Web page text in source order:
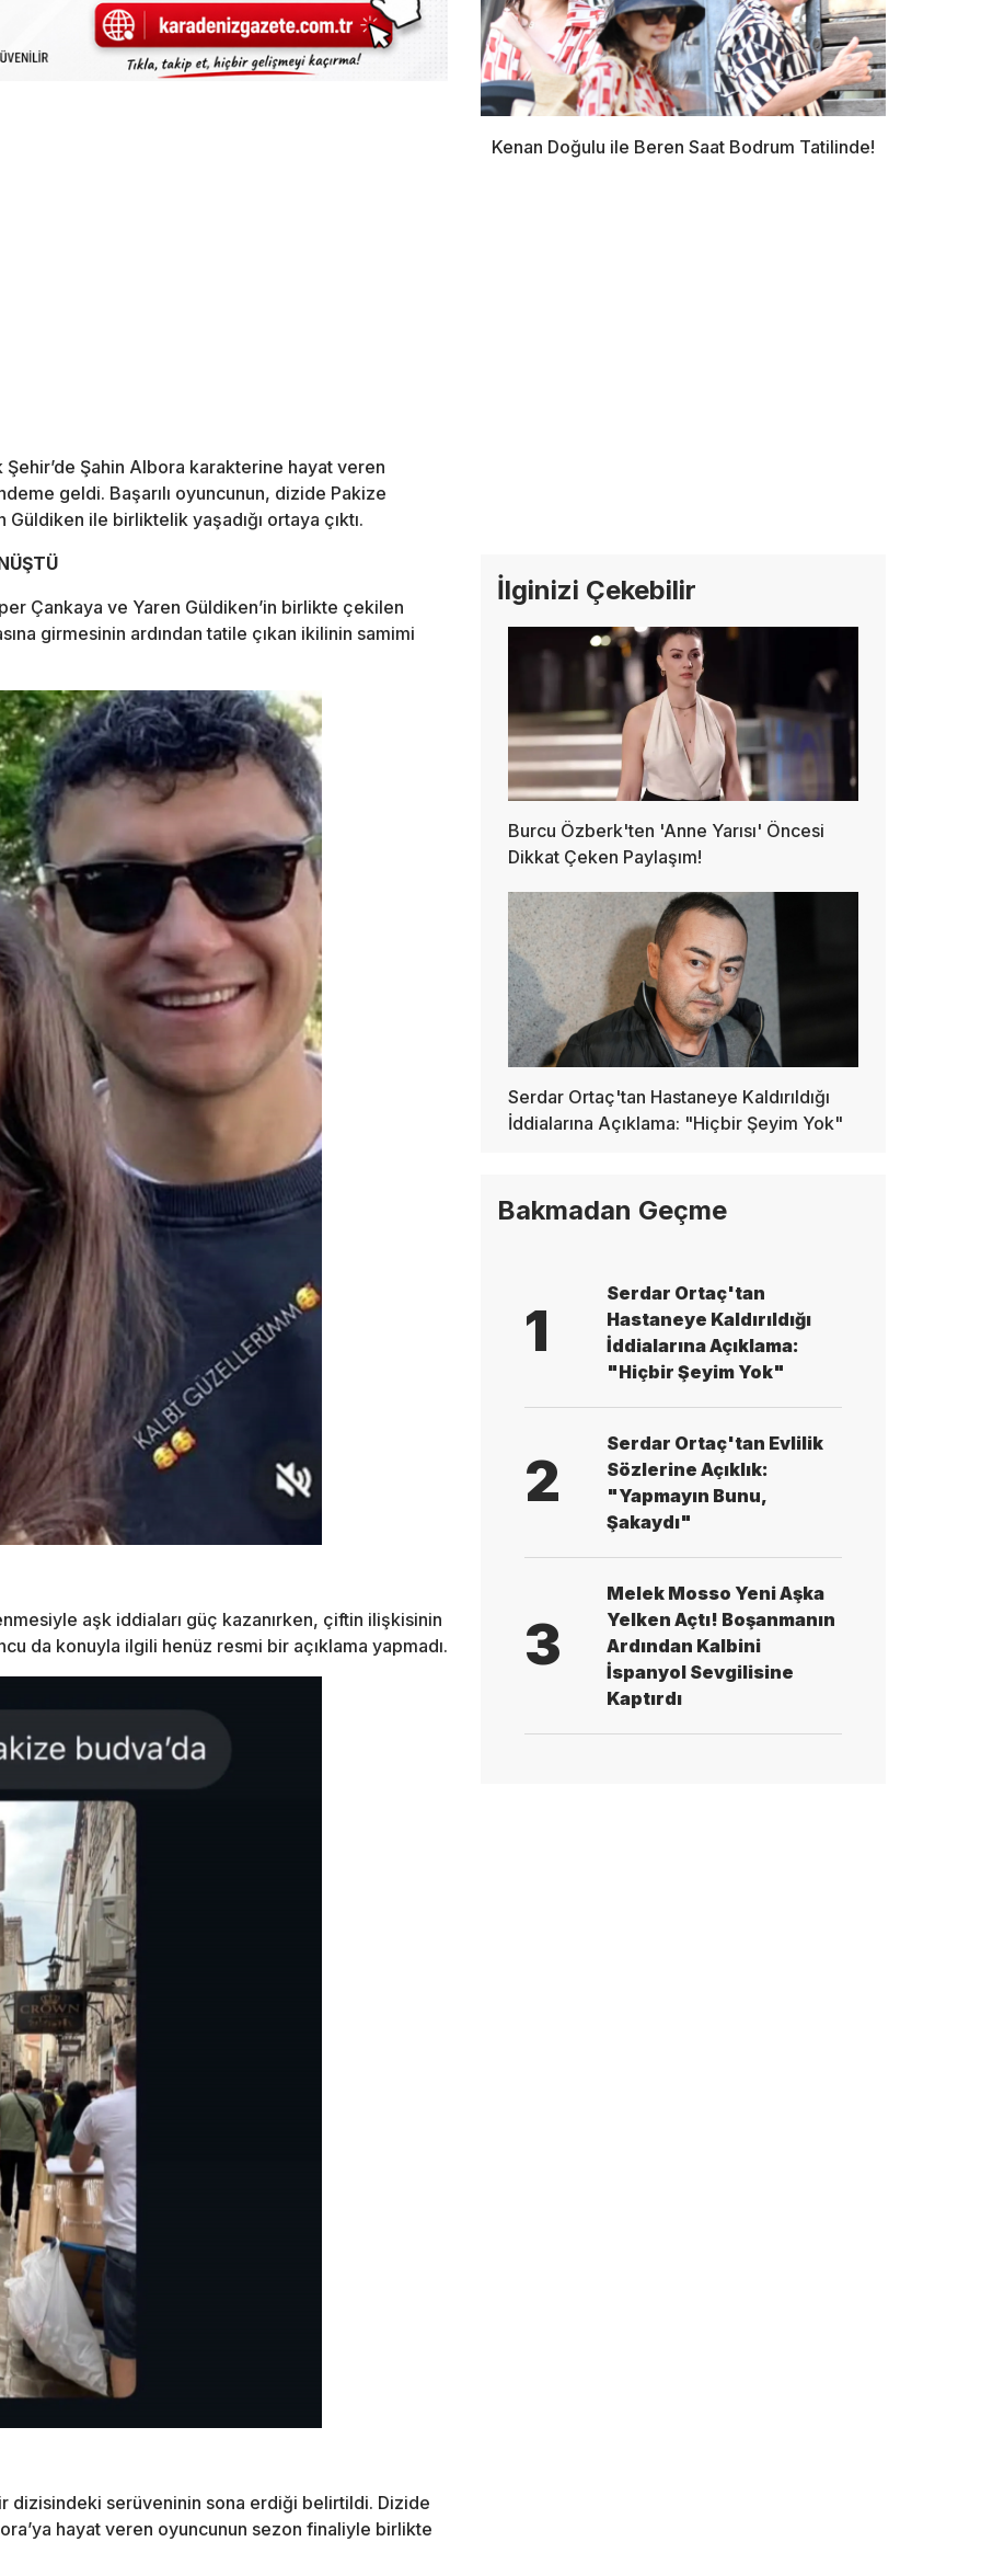
Şahin Albora karakterine hayat veren
geldi. Başarılı oyuncunun, dizide Pakize
ile birliktelik yaşadığı ortaya çıktı.
Çankaya ve Yaren Güldiken’in birlikte çekilen
girmesinin ardından tatile çıkan ikilinin samimi
aşk iddiaları güç kazanırken, çiftin ilişkisinin
da konuyla ilgili henüz resmi bir açıklama yapmadı.
dizisindeki serüveninin sona erdiği belirtildi. Dizide
hayat veren oyuncunun sezon finaliyle birlikte
Kenan Doğulu ile Beren Saat Bodrum Tatilinde!
İlginizi Çekebilir
Burcu Özberk'ten 'Anne Yarısı' Öncesi
Dikkat Çeken Paylaşım!
Serdar Ortaç'tan Hastaneye Kaldırıldığı
İddialarına Açıklama: "Hiçbir Şeyim Yok"
Bakmadan Geçme
1
Serdar Ortaç'tan
Hastaneye Kaldırıldığı
İddialarına Açıklama:
"Hiçbir Şeyim Yok"
2
Serdar Ortaç'tan Evlilik
Sözlerine Açıklık:
"Yapmayın Bunu,
Şakaydı"
3
Melek Mosso Yeni Aşka
Yelken Açtı! Boşanmanın
Ardından Kalbini
İspanyol Sevgilisine
Kaptırdı